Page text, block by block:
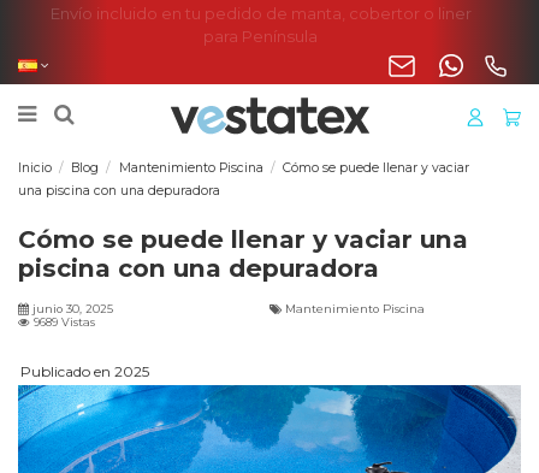
Envío incluido en tu pedido de manta, cobertor o liner
para Península
Inicio Blog Mantenimiento Piscina
Cómo se puede llenar y vaciar
una piscina con una depuradora
Cómo se puede llenar y vaciar una
piscina con una depuradora
junio 30, 2025
Mantenimiento Piscina
9689 Vistas
Publicado en 2025